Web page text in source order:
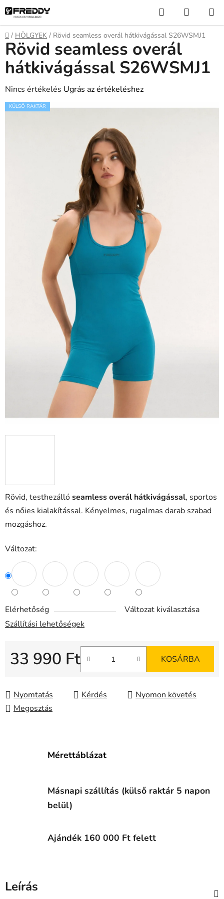
Ugrás
fő
tartalomhoz
KeresésKOSÁR
Kezdőlap
/ HÖLGYEK / Rövid seamless overál hátkivágással S26WSMJ1
Rövid, testhezállóseamless overál hátkivágással, sportos
és nőies kialakítással. Kényelmes, rugalmas darab szabad
mozgáshoz.
Változat:
Elérhetőség
Változat kiválasztása
Szállítási lehetőségek
33 990 Ft KOSÁRBA
Nyomtatás Kérdés
Nyomon követés
Megosztás
Rövid seamless overál
hátkivágással S26WSMJ1
A
termék
Nincs értékelés Ugrás az értékeléshez
KÜLSŐ RAKTÁR
Mérettáblázat
Másnapi szállítás (külső raktár 5 napon
belül)
Ajándék 160 000 Ft felett
Leírás